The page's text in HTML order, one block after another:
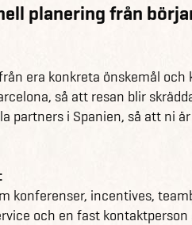
planering från
era konkreta önskemål
så att resan blir
partners i Spanien, så att ni
konferenser, incentives,
och en fast